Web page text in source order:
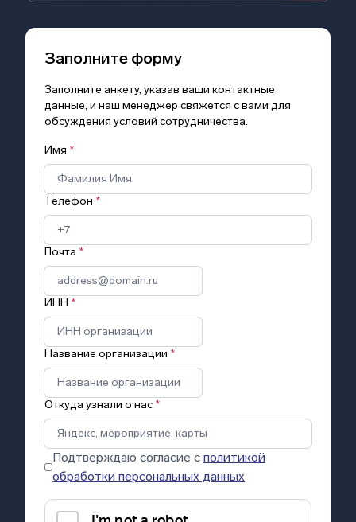
Заполните форму
Заполните анкету, указав ваши контактные
данные, и наш менеджер свяжется с вами для
обсуждения условий сотрудничества.
Имя *
Телефон *
Почта *
ИНН *
Название организации *
Откуда узнали о нас *
Подтверждаю согласие сполитикой
обработки персональных данных